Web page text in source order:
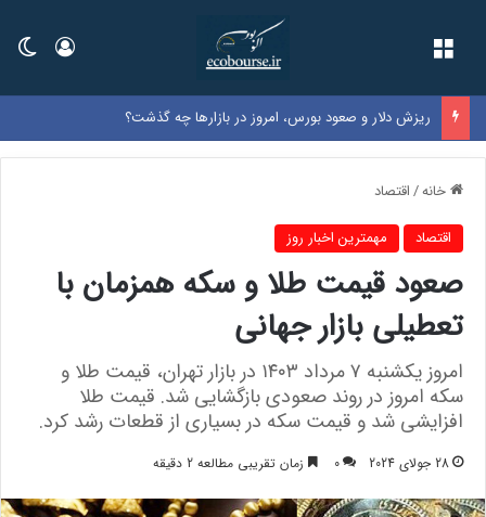
ورود
ریزش دلار و صعود بورس، امروز در بازارها چه گذشت؟
خانه/اقتصاد
اقتصاد مهمترین اخبار روز
صعود قیمت طلا و سکه همزمان با
تعطیلی بازار جهانی
امروز یکشنبه ۷ مرداد ۱۴۰۳ در بازار تهران، قیمت طلا و
سکه امروز در روند صعودی بازگشایی شد. قیمت طلا
افزایشی شد و قیمت سکه در بسیاری از قطعات رشد کرد.
28 جولای 2024 0 زمان تقریبی مطالعه 2 دقیقه